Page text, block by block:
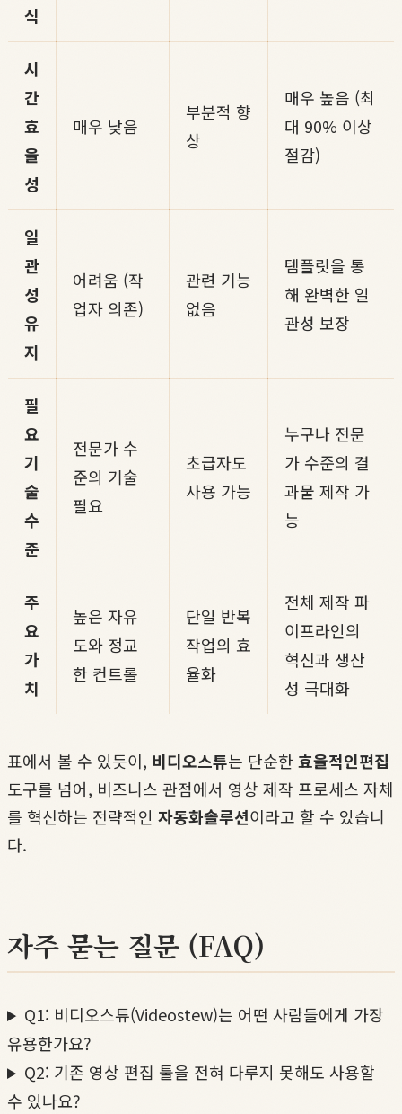
식
시
간
효
율
성
매우 낮음
부분적 향
상
매우 높음 (최
대 90% 이상
절감)
일
관
성
유
지
어려움 (작
업자 의존)
관련 기능
없음
템플릿을 통
해 완벽한 일
관성 보장
필
요
기
술
수
준
전문가 수
준의 기술
필요
초급자도
사용 가능
누구나 전문
가 수준의 결
과물 제작 가
능
주
요
가
치
높은 자유
도와 정교
한 컨트롤
단일 반복
작업의 효
율화
전체 제작 파
이프라인의
혁신과 생산
성 극대화
표에서 볼 수 있듯이, 비디오스튜는 단순한 효율적인편집
도구를 넘어, 비즈니스 관점에서 영상 제작 프로세스 자체
를 혁신하는 전략적인 자동화솔루션이라고 할 수 있습니
다.
자주 묻는 질문 (FAQ)
Q1: 비디오스튜(Videostew)는 어떤 사람들에게 가장
유용한가요?
Q2: 기존 영상 편집 툴을 전혀 다루지 못해도 사용할
수 있나요?